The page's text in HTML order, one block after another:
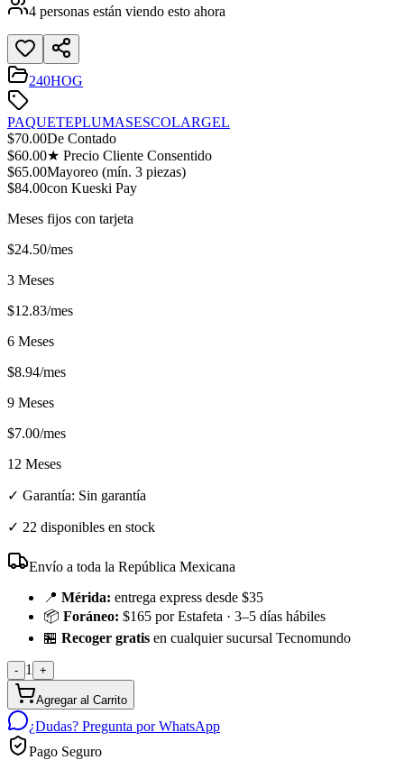
4 personas están viendo esto ahora
240HOG
PAQUETEPLUMASESCOLARGEL
$70.00De Contado
$60.00★ Precio Cliente Consentido
$65.00Mayoreo (mín. 3 piezas)
$84.00con Kueski Pay
Meses fijos con tarjeta
$24.50/mes
3 Meses
$12.83/mes
6 Meses
$8.94/mes
9 Meses
$7.00/mes
12 Meses
✓ Garantía: Sin garantía
✓ 22 disponibles en stock
Envío a toda la República Mexicana
📍 Mérida: entrega express desde $35
📦 Foráneo: $165 por Estafeta · 3–5 días hábiles
🏪 Recoger gratis en cualquier sucursal Tecnomundo
- 1 +
Agregar al Carrito
¿Dudas? Pregunta por WhatsApp
Pago Seguro